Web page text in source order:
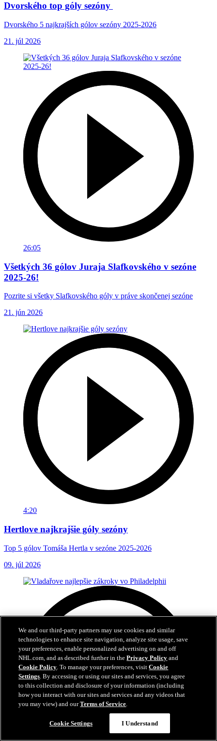
Dvorského top góly sezóny
Dvorského 5 najkrajších gólov sezóny 2025-2026
21. júl 2026
26:05
Všetkých 36 gólov Juraja Slafkovského v sezóne
2025-26!
Pozrite si všetky Slafkovského góly v práve skončenej sezóne
21. jún 2026
4:20
Hertlove najkrajšie góly sezóny
Top 5 gólov Tomáša Hertla v sezóne 2025-2026
09. júl 2026
We and our third-party partners may use cookies and similar
technologies to enhance site navigation, analyze site usage, save
your preferences, enable personalized advertising on and off
NHL.com, and as described further in thePrivacy Policy and
Cookie Policy. To manage your preferences, visitCookie
Settings. By accessing or using our sites and services, you agree
to this collection and disclosure of your information (including
how you interact with our sites and services and any videos that
you may view) and ourTerms of Service.
Cookie Settings I Understand